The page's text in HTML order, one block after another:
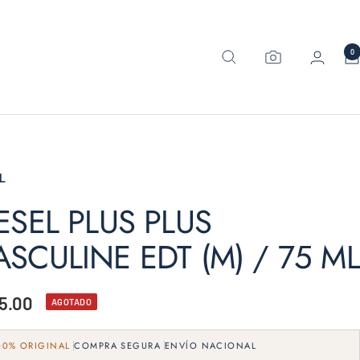
0
PLUS PLUS
EDT (M) / 75 ML
AGOTADO
ORIGINAL COMPRA SEGURA ENVÍO NACIONAL